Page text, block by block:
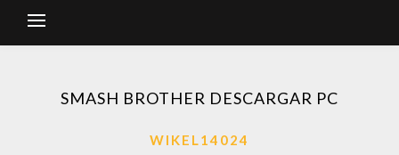
SMASH BROTHER DESCARGAR PC
WIKEL14024